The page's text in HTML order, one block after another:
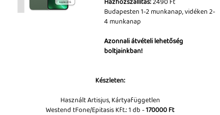
Budapesten 1-2 munkanap, vidéken 2-
4 munkanap
Azonnali átvételi lehetőség
boltjainkban!
Készleten:
Használt Artisjus, Kártyafüggetlen
Westend tFone/Epitasis Kft.: 1 db -170000 Ft
Tartozékok